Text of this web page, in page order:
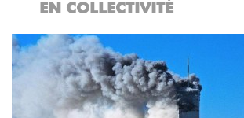
EN COLLECTIVITÉ